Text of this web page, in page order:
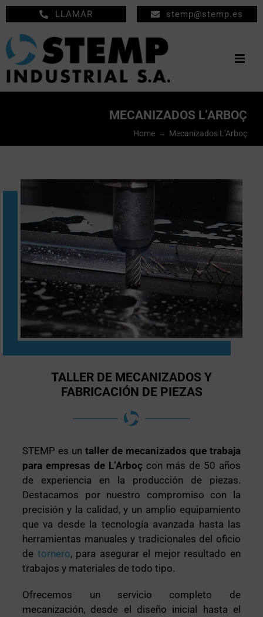
Saltar
al
contenido
LLAMAR stemp@stemp.es
EMPRESA
PRODUCTOS
NOTICIAS
CONTACTO
MECANIZADOS L’ARBOÇ
Home Mecanizados L’Arboç
TALLER DE MECANIZADOS Y
FABRICACIÓN DE PIEZAS
STEMP es untaller de mecanizados que trabaja
para empresas de L’Arboç con más de 50 años
de experiencia en la producción de piezas.
Destacamos por nuestro compromiso con la
precisión y la calidad, y un amplio equipamiento
que va desde la tecnología avanzada hasta las
herramientas manuales y tradicionales del oficio
de tornero, para asegurar el mejor resultado en
trabajos y materiales de todo tipo.
Ofrecemos un servicio completo de
mecanización, desde el diseño inicial hasta el